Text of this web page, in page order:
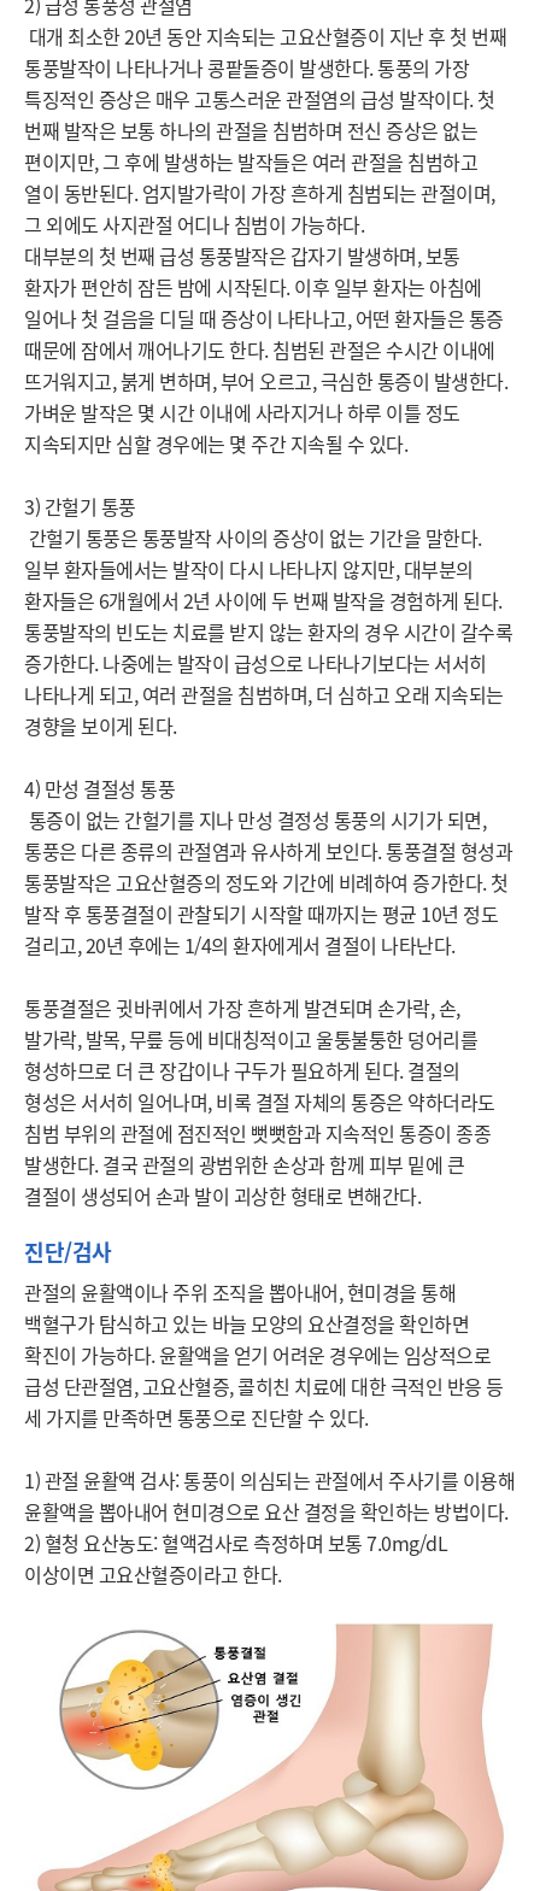
통풍발작이 나타나거나 콩팥돌증이 발생한다. 통풍의 가장
특징적인 증상은 매우 고통스러운 관절염의 급성 발작이다. 첫
번째 발작은 보통 하나의 관절을 침범하며 전신 증상은 없는
편이지만, 그 후에 발생하는 발작들은 여러 관절을 침범하고
열이 동반된다. 엄지발가락이 가장 흔하게 침범되는 관절이며,
그 외에도 사지관절 어디나 침범이 가능하다.
대부분의 첫 번째 급성 통풍발작은 갑자기 발생하며, 보통
환자가 편안히 잠든 밤에 시작된다. 이후 일부 환자는 아침에
일어나 첫 걸음을 디딜 때 증상이 나타나고, 어떤 환자들은 통증
때문에 잠에서 깨어나기도 한다. 침범된 관절은 수시간 이내에
뜨거워지고, 붉게 변하며, 부어 오르고, 극심한 통증이 발생한다.
가벼운 발작은 몇 시간 이내에 사라지거나 하루 이틀 정도
지속되지만 심할 경우에는 몇 주간 지속될 수 있다.
3) 간헐기 통풍
일부 환자들에서는 발작이 다시 나타나지 않지만, 대부분의
환자들은 6개월에서 2년 사이에 두 번째 발작을 경험하게 된다.
통풍발작의 빈도는 치료를 받지 않는 환자의 경우 시간이 갈수록
증가한다. 나중에는 발작이 급성으로 나타나기보다는 서서히
나타나게 되고, 여러 관절을 침범하며, 더 심하고 오래 지속되는
경향을 보이게 된다.
4) 만성 결절성 통풍
통풍은 다른 종류의 관절염과 유사하게 보인다. 통풍결절 형성과
통풍발작은 고요산혈증의 정도와 기간에 비례하여 증가한다. 첫
발작 후 통풍결절이 관찰되기 시작할 때까지는 평균 10년 정도
걸리고, 20년 후에는 1/4의 환자에게서 결절이 나타난다.
통풍결절은 귓바퀴에서 가장 흔하게 발견되며 손가락, 손,
발가락, 발목, 무릎 등에 비대칭적이고 울퉁불퉁한 덩어리를
형성하므로 더 큰 장갑이나 구두가 필요하게 된다. 결절의
형성은 서서히 일어나며, 비록 결절 자체의 통증은 약하더라도
침범 부위의 관절에 점진적인 뻣뻣함과 지속적인 통증이 종종
발생한다. 결국 관절의 광범위한 손상과 함께 피부 밑에 큰
결절이 생성되어 손과 발이 괴상한 형태로 변해간다.
진단/검사
관절의 윤활액이나 주위 조직을 뽑아내어, 현미경을 통해
백혈구가 탐식하고 있는 바늘 모양의 요산결정을 확인하면
확진이 가능하다. 윤활액을 얻기 어려운 경우에는 임상적으로
급성 단관절염, 고요산혈증, 콜히친 치료에 대한 극적인 반응 등
세 가지를 만족하면 통풍으로 진단할 수 있다.
1) 관절 윤활액 검사: 통풍이 의심되는 관절에서 주사기를 이용해
윤활액을 뽑아내어 현미경으로 요산 결정을 확인하는 방법이다.
2) 혈청 요산농도: 혈액검사로 측정하며 보통 7.0mg/dL
이상이면 고요산혈증이라고 한다.